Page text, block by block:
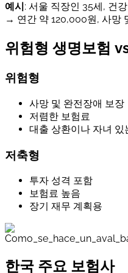
예시 : 서울 직장인 35세, 건
→ 연간 약 120,000원, 사망
위험형 생명보험
위험형
사망 및 완전장애 보장
저렴한 보험료
대출 상환이나 자녀 있
저축형
투자 성격 포함
보험료 높음
장기 재무 계획용
한국 주요 보험사